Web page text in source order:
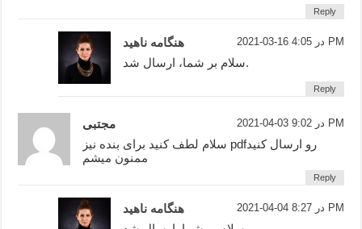
Reply
هنگامه ناهید 2021-03-16 در 4:05 PM
سلام بر شما، ارسال شد.
Reply
مجتبی 2021-04-03 در 9:02 PM
سلام لطف کنید برای بنده نیز pdfرو ارسال کنید
ممنون میشم
Reply
هنگامه ناهید 2021-04-04 در 8:27 PM